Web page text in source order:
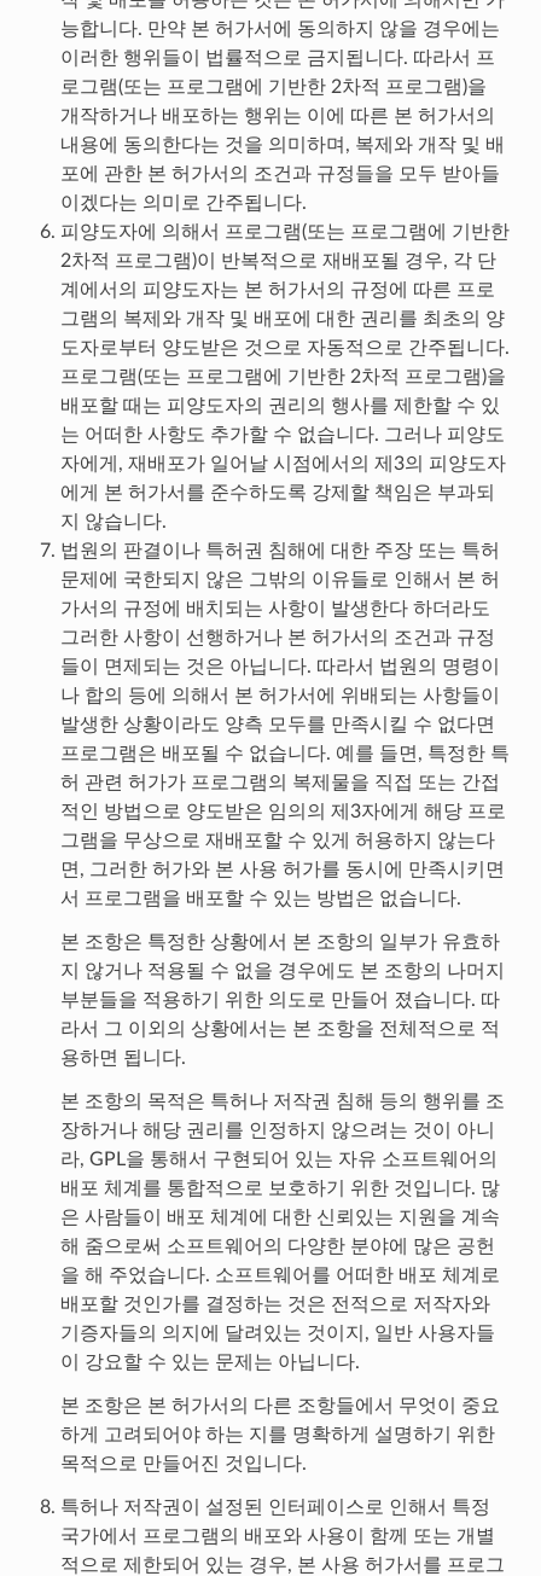
능합니다. 만약 본 허가서에 동의하지 않을 경우에는
이러한 행위들이 법률적으로 금지됩니다. 따라서 프
로그램(또는 프로그램에 기반한 2차적 프로그램)을
개작하거나 배포하는 행위는 이에 따른 본 허가서의
내용에 동의한다는 것을 의미하며, 복제와 개작 및 배
포에 관한 본 허가서의 조건과 규정들을 모두 받아들
이겠다는 의미로 간주됩니다.
피양도자에 의해서 프로그램(또는 프로그램에 기반한
2차적 프로그램)이 반복적으로 재배포될 경우, 각 단
계에서의 피양도자는 본 허가서의 규정에 따른 프로
그램의 복제와 개작 및 배포에 대한 권리를 최초의 양
도자로부터 양도받은 것으로 자동적으로 간주됩니다.
프로그램(또는 프로그램에 기반한 2차적 프로그램)을
배포할 때는 피양도자의 권리의 행사를 제한할 수 있
는 어떠한 사항도 추가할 수 없습니다. 그러나 피양도
자에게, 재배포가 일어날 시점에서의 제3의 피양도자
에게 본 허가서를 준수하도록 강제할 책임은 부과되
지 않습니다.
법원의 판결이나 특허권 침해에 대한 주장 또는 특허
문제에 국한되지 않은 그밖의 이유들로 인해서 본 허
가서의 규정에 배치되는 사항이 발생한다 하더라도
그러한 사항이 선행하거나 본 허가서의 조건과 규정
들이 면제되는 것은 아닙니다. 따라서 법원의 명령이
나 합의 등에 의해서 본 허가서에 위배되는 사항들이
발생한 상황이라도 양측 모두를 만족시킬 수 없다면
프로그램은 배포될 수 없습니다. 예를 들면, 특정한 특
허 관련 허가가 프로그램의 복제물을 직접 또는 간접
적인 방법으로 양도받은 임의의 제3자에게 해당 프로
그램을 무상으로 재배포할 수 있게 허용하지 않는다
면, 그러한 허가와 본 사용 허가를 동시에 만족시키면
서 프로그램을 배포할 수 있는 방법은 없습니다.
본 조항은 특정한 상황에서 본 조항의 일부가 유효하
지 않거나 적용될 수 없을 경우에도 본 조항의 나머지
부분들을 적용하기 위한 의도로 만들어 졌습니다. 따
라서 그 이외의 상황에서는 본 조항을 전체적으로 적
용하면 됩니다.
본 조항의 목적은 특허나 저작권 침해 등의 행위를 조
장하거나 해당 권리를 인정하지 않으려는 것이 아니
라, GPL을 통해서 구현되어 있는 자유 소프트웨어의
배포 체계를 통합적으로 보호하기 위한 것입니다. 많
은 사람들이 배포 체계에 대한 신뢰있는 지원을 계속
해 줌으로써 소프트웨어의 다양한 분야에 많은 공헌
을 해 주었습니다. 소프트웨어를 어떠한 배포 체계로
배포할 것인가를 결정하는 것은 전적으로 저작자와
기증자들의 의지에 달려있는 것이지, 일반 사용자들
이 강요할 수 있는 문제는 아닙니다.
본 조항은 본 허가서의 다른 조항들에서 무엇이 중요
하게 고려되어야 하는 지를 명확하게 설명하기 위한
목적으로 만들어진 것입니다.
특허나 저작권이 설정된 인터페이스로 인해서 특정
국가에서 프로그램의 배포와 사용이 함께 또는 개별
적으로 제한되어 있는 경우, 본 사용 허가서를 프로그